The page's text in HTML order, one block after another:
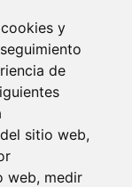
y
de
sitio web,
web, medir
MAS GUAPA DE
LAS FOTOS
ARROW